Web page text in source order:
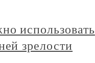
использовать
зрелости